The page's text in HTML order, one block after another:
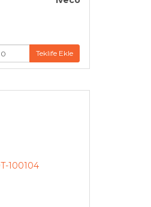
Teklife Ekle